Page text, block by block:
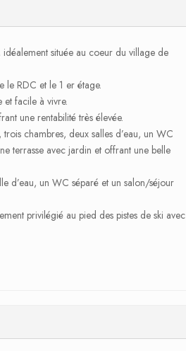
située au coeur du village de
le RDC et le 1 er étage.
facile à vivre.
une rentabilité très élevée.
chambres, deux salles d’eau, un WC
terrasse avec jardin et offrant une belle
d’eau, un WC séparé et un salon/séjour
privilégié au pied des pistes de ski avec